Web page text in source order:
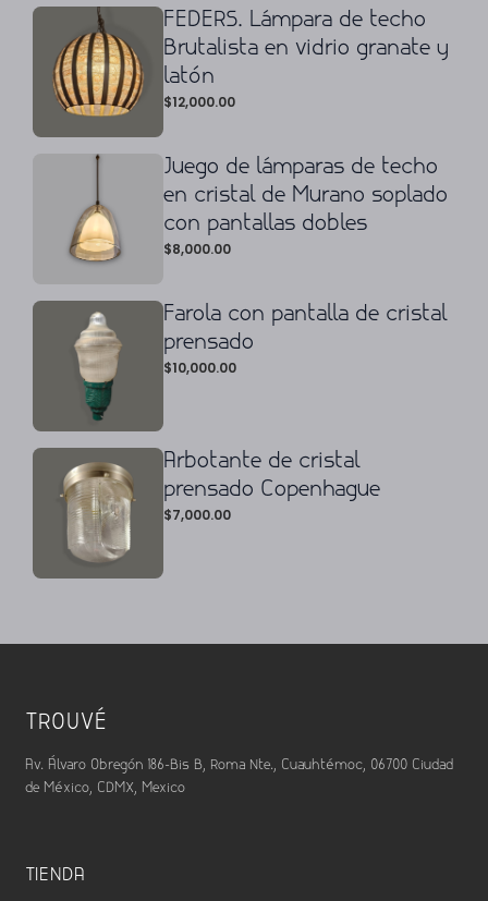
FEDERS. Lámpara de techo
Brutalista en vidrio granate y
latón
$12,000.00
Juego de lámparas de techo
en cristal de Murano soplado
con pantallas dobles
$8,000.00
Farola con pantalla de cristal
prensado
$10,000.00
Arbotante de cristal
prensado Copenhague
$7,000.00
TROUVÉ
Av. Álvaro Obregón 186-Bis B, Roma Nte., Cuauhtémoc, 06700 Ciudad
de México, CDMX, Mexico
TIENDA